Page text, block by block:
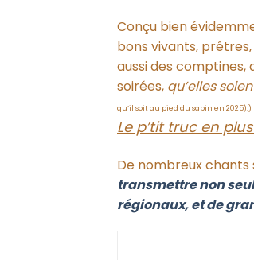
Conçu bien
bons vivants,
aussi des comptines,
soirées, qu’elles
qu’il soit au pied du sapin en 2025).)
Le p’tit truc en
De nombreux
transmettre non
régionaux, et de